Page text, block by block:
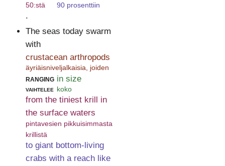
50:stä 90 prosenttiin
.
The seas today swarm
with
crustacean arthropods
äyriäisniveljalkaisia, joiden
ranging
vaihtelee
in size
koko
from the tiniest krill in
the surface waters
pintavesien pikkuisimmasta
krillistä
to giant bottom-living
crabs with a reach like